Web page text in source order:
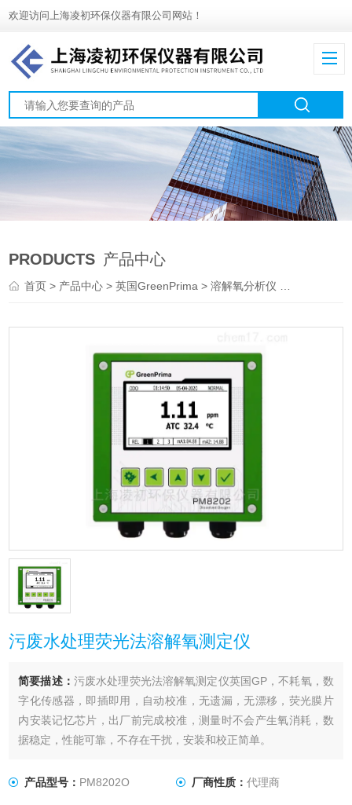
欢迎访问上海凌初环保仪器有限公司网站！
PRODUCTS 产品中心
首页> 产品中心 >英国GreenPrima >溶解氧分析仪
污废水处理荧光法溶解氧测定仪
简要描述： 污废水处理荧光法溶解氧测定仪英国GP，不耗氧，数
字化传感器，即插即用，自动校准，无遗漏，无漂移，荧光膜片
内安装记忆芯片，出厂前完成校准，测量时不会产生氧消耗，数
据稳定，性能可靠，不存在干扰，安装和校正简单。
产品型号： PM8202O 厂商性质： 代理商